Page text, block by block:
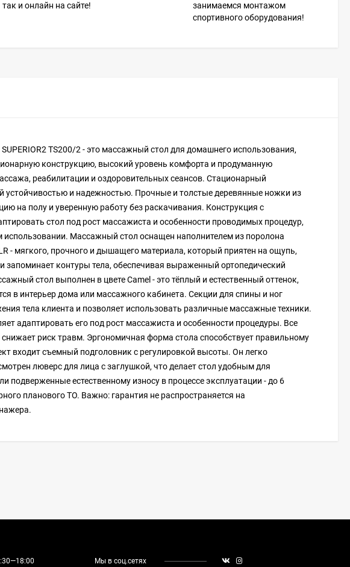
так и онлайн на сайте!
занимаемся монтажом
спортивного оборудования!
TS200/2 - это массажный стол для домашнего использования,
конструкцию, высокий уровень комфорта и продуманную
реабилитации и оздоровительных сеансов. Стационарный
устойчивостью и надежностью. Прочные и толстые деревянные ножки из
на полу и уверенную работу без раскачивания. Конструкция с
стол под рост массажиста и особенности проводимых процедур,
использовании. Массажный стол оснащен наполнителем из поролона
- мягкого, прочного и дышащего материала, который приятен на ощупь,
запоминает контуры тела, обеспечивая выраженный ортопедический
стол выполнен в цвете Camel - это тёплый и естественный оттенок,
в интерьер дома или массажного кабинета. Секции для спины и ног
тела клиента и позволяет использовать различные массажные техники.
адаптировать его под рост массажиста и особенности процедуры. Все
риск травм. Эргономичная форма стола способствует правильному
входит съемный подголовник с регулировкой высоты. Он легко
люверс для лица с заглушкой, что делает стол удобным для
подверженные естественному износу в процессе эксплуатации - до 6
планового ТО. Важно: гарантия не распространяется на
Мы в соц.сетях